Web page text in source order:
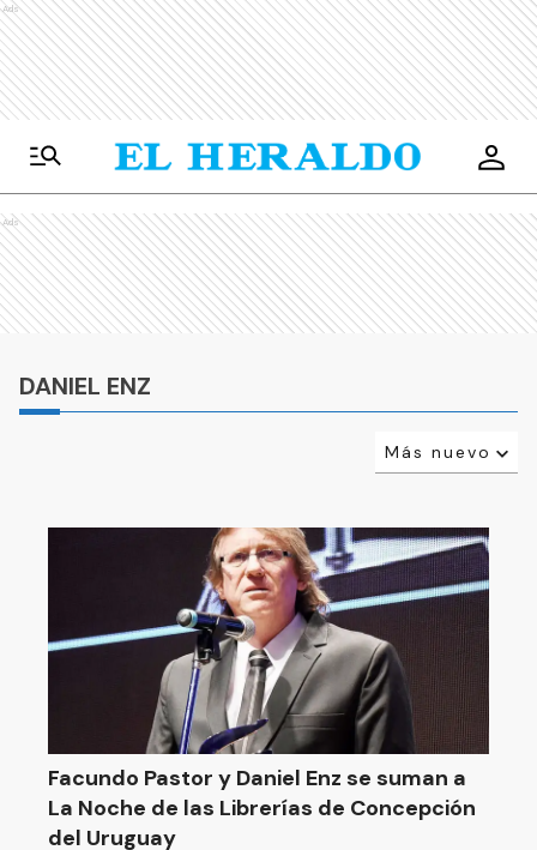
Ads
Ads
DANIEL ENZ
Más nuevo
Facundo Pastor y Daniel Enz se suman a
La Noche de las Librerías de Concepción
del Uruguay